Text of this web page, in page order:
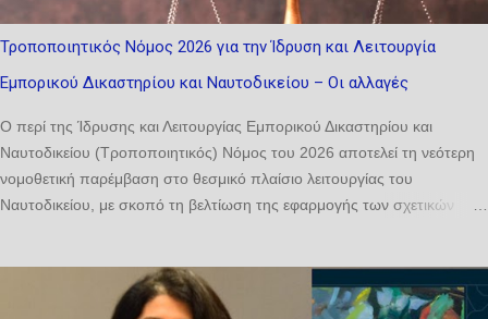
Τροποποιητικός Νόμος 2026 για την Ίδρυση και Λειτουργία
Εμπορικού Δικαστηρίου και Ναυτοδικείου – Οι αλλαγές
Ο περί της Ίδρυσης και Λειτουργίας Εμπορικού Δικαστηρίου και
Ναυτοδικείου (Τροποποιητικός) Νόμος του 2026 αποτελεί τη νεότερη
νομοθετική παρέμβαση στο θεσμικό πλαίσιο λειτουργίας του
Ναυτοδικείου, με σκοπό τη βελτίωση της εφαρμογής των σχετικών
εισάγονται αφορούν κυρίως δύο ζητήματα: αφενός τη διευκρίνιση της
σύνθεσης του Δικαστηρίου και αφετέρου την ενίσχυση της ευελιξίας ως